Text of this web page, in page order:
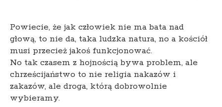
Powiecie, że jak człowiek nie ma bata nad
głową, to nie da, taka ludzka natura, no a kościół
musi przecież jakoś funkcjonować.
No tak czasem z hojnością bywa problem, ale
chrześcijaństwo to nie religia nakazów i
zakazów, ale droga, którą dobrowolnie
wybieramy.